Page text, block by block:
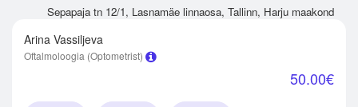
Sepapaja tn 12/1, Lasnamäe linnaosa, Tallinn, Harju maakond
Arina Vassiljeva
Oftalmoloogia (Optometrist)
50.00€